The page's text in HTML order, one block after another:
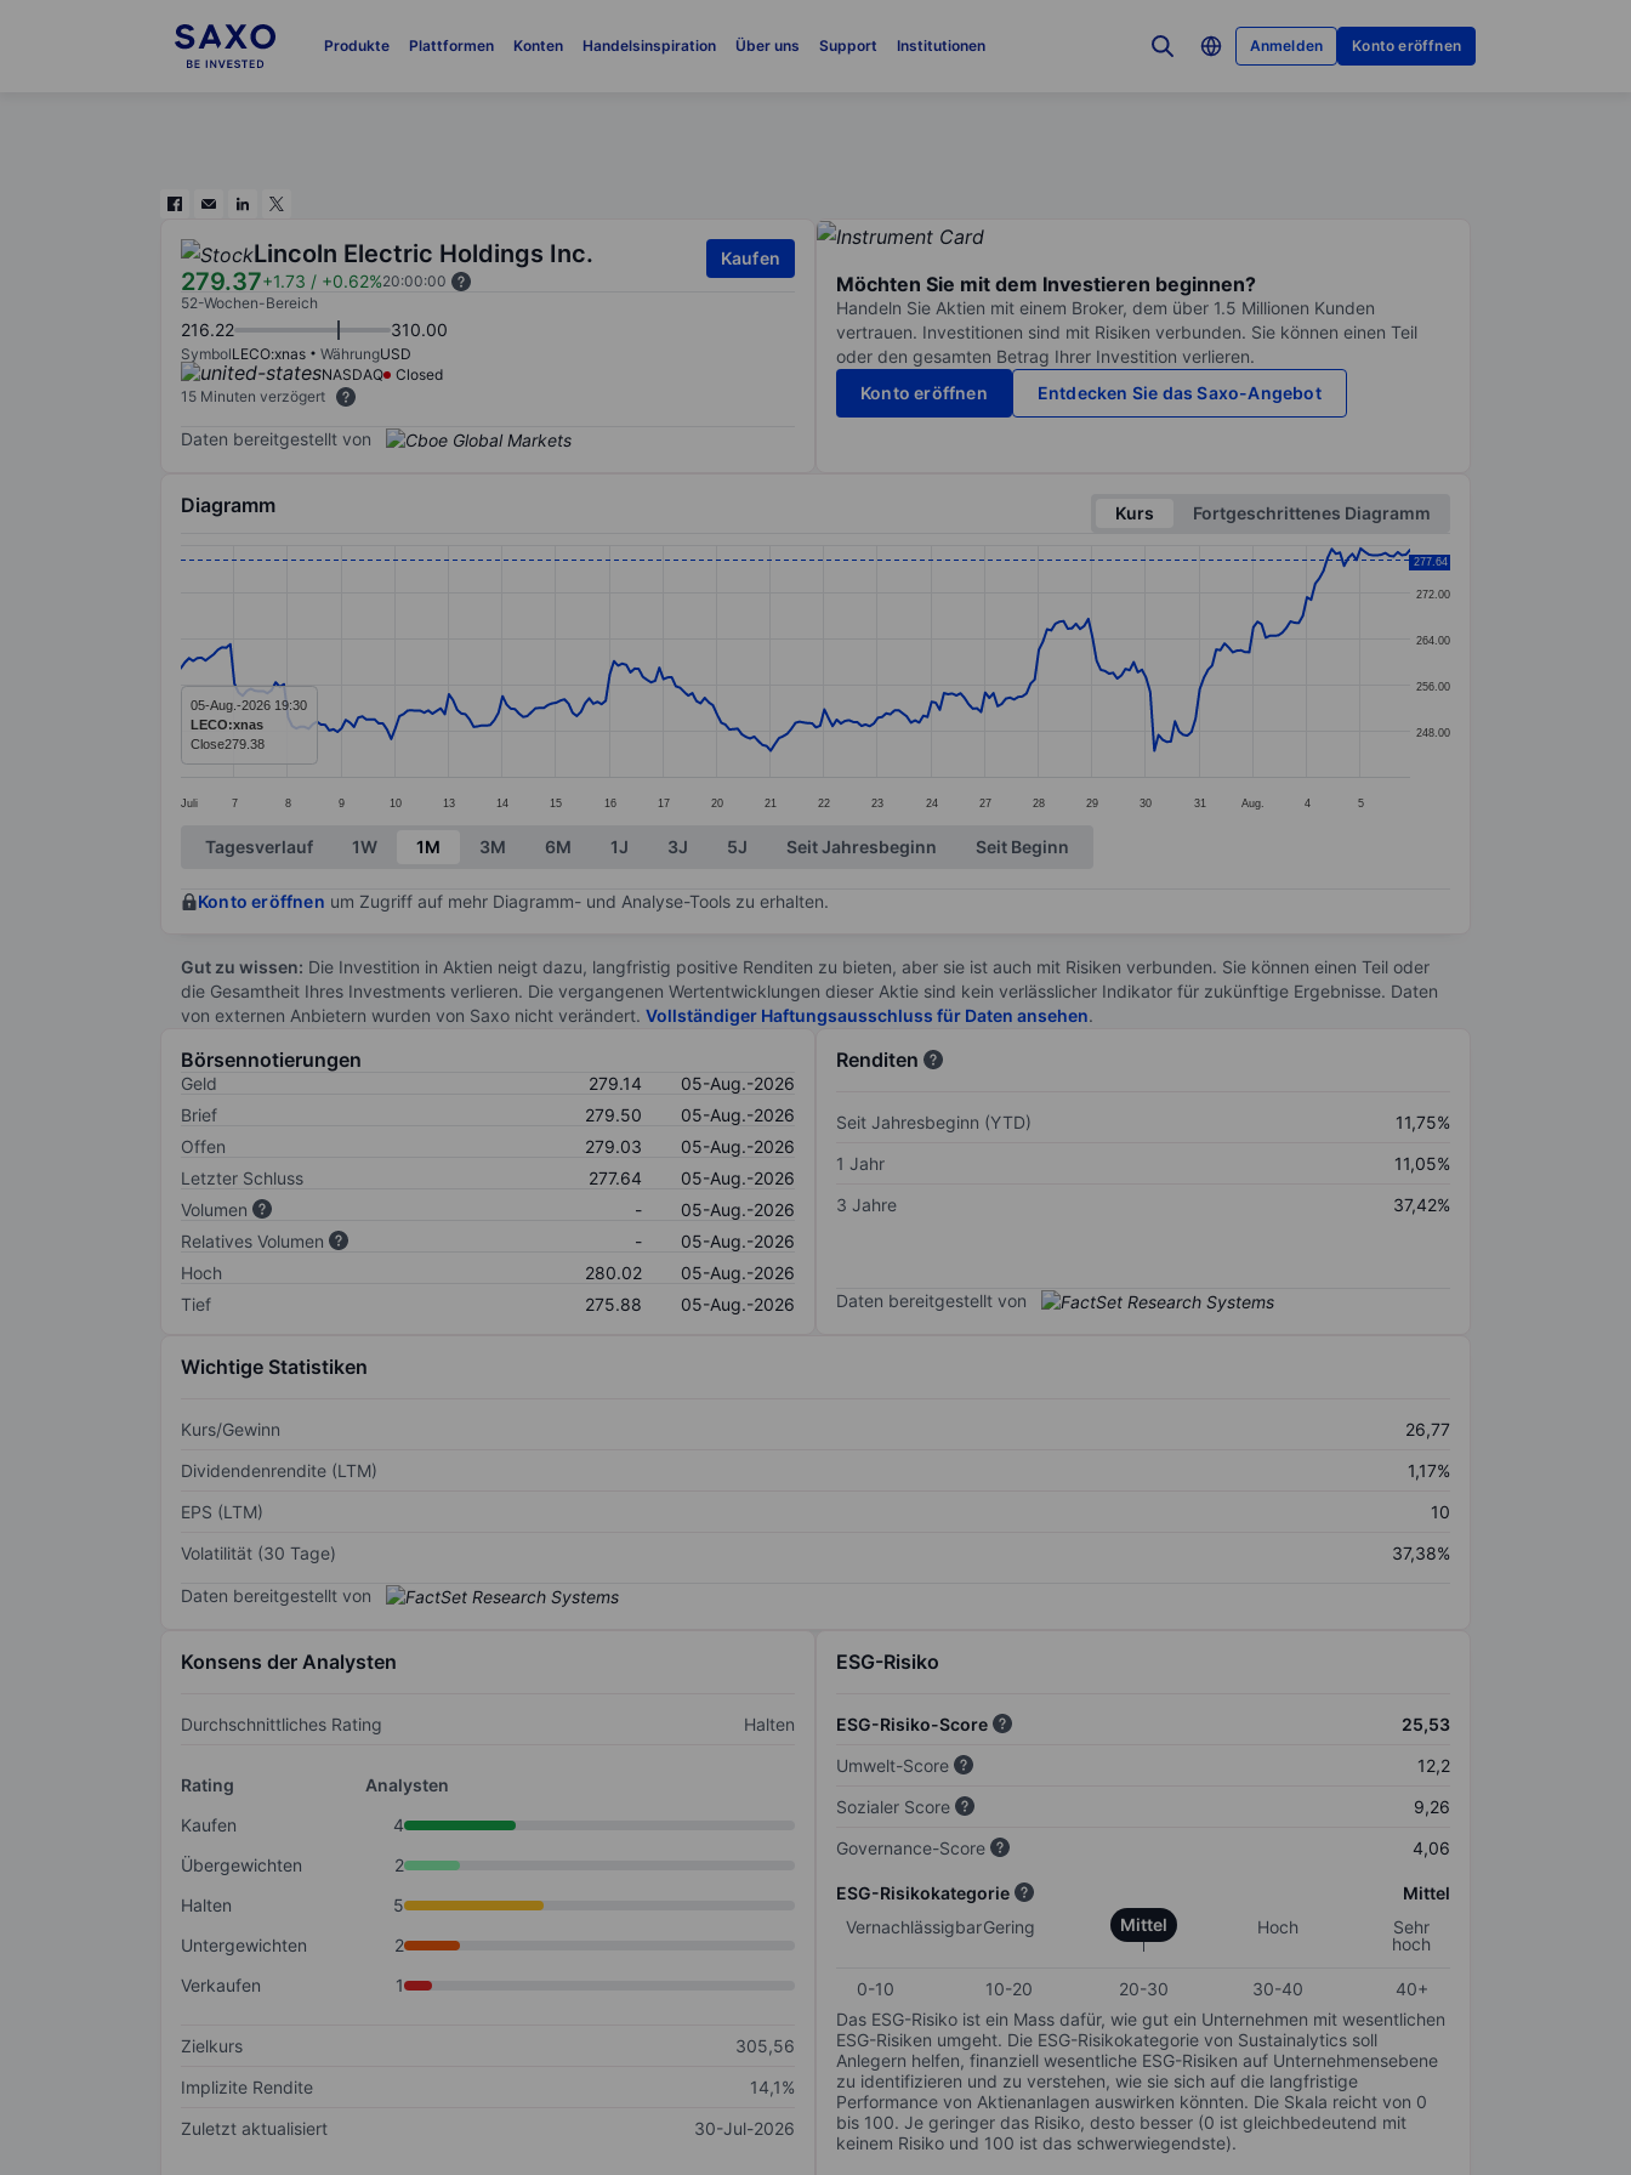
Produkte Plattformen Konten Handelsinspiration Über uns Support Institutionen Anmelden Konto eröffnen
Lincoln Electric Holdings Inc.
279.37+1.73 / +0.62%20:00:00
Kaufen
52-Wochen-Bereich
216.22 310.00
SymbolLECO:xnas WährungUSD
NASDAQ
Closed
15 Minuten verzögert
Daten bereitgestellt von
Möchten Sie mit dem Investieren beginnen?
Handeln Sie Aktien mit einem Broker, dem über 1.5 Millionen Kunden
vertrauen. Investitionen sind mit Risiken verbunden. Sie können einen Teil
oder den gesamten Betrag Ihrer Investition verlieren.
Konto eröffnen
Entdecken Sie das Saxo-Angebot
Diagramm Kurs
Fortgeschrittenes Diagramm
The chart has 1 X axis displaying categories.
The chart has 1 Y axis displaying values. Data ranges from 244.52 to 279.6.
Juli 7 8 9 10 13 14 15 16 17 20 21 22 23 24 27 28 29 30 31 Aug. 4 5
248.00
256.00
264.00
272.00
277.64
05-Aug.-2026 19:30
LECO:xnas
Close279.38
End of interactive chart.
Tagesverlauf 1W 1M 3M 6M 1J 3J 5J Seit Jahresbeginn Seit Beginn
Konto eröffnen um Zugriff auf mehr Diagramm- und Analyse-Tools zu erhalten.
Gut zu wissen: Die Investition in Aktien neigt dazu, langfristig positive Renditen zu bieten, aber sie ist auch mit Risiken verbunden. Sie können einen Teil oder
die Gesamtheit Ihres Investments verlieren. Die vergangenen Wertentwicklungen dieser Aktie sind kein verlässlicher Indikator für zukünftige Ergebnisse. Daten
von externen Anbietern wurden von Saxo nicht verändert. Vollständiger Haftungsausschluss für Daten ansehen.
Börsennotierungen
Geld 279.14
05-Aug.-2026
Brief
279.50
05-Aug.-2026
Offen
279.03
05-Aug.-2026
Letzter Schluss
277.64
05-Aug.-2026
Volumen
-
05-Aug.-2026
Relatives Volumen
-
05-Aug.-2026
Hoch
280.02
05-Aug.-2026
Tief
275.88 05-Aug.-2026
Renditen
Seit Jahresbeginn (YTD)
11,75%
1 Jahr
11,05%
3 Jahre
37,42%
Daten bereitgestellt von
Wichtige Statistiken
Kurs/Gewinn
26,77
Dividendenrendite (LTM)
1,17%
EPS (LTM)
10
Volatilität (30 Tage)
37,38%
Daten bereitgestellt von
Konsens der Analysten
Durchschnittliches Rating Halten
Rating
Analysten
Kaufen
4
Übergewichten
2
Halten
5
Untergewichten
2
Verkaufen
1
Zielkurs
305,56
Implizite Rendite
14,1%
Zuletzt aktualisiert
30-Jul-2026
ESG-Risiko
ESG-Risiko-Score
25,53
Umwelt-Score
12,2
Sozialer Score
9,26
Governance-Score
4,06
ESG-Risikokategorie
Mittel
VernachlässigbarGering Mittel Hoch
Sehr
hoch
0-10 10-20 20-30 30-40
40+
Das ESG-Risiko ist ein Mass dafür, wie gut ein Unternehmen mit wesentlichen
ESG-Risiken umgeht. Die ESG-Risikokategorie von Sustainalytics soll
Anlegern helfen, finanziell wesentliche ESG-Risiken auf Unternehmensebene
zu identifizieren und zu verstehen, wie sie sich auf die langfristige
Performance von Aktienanlagen auswirken könnten. Die Skala reicht von 0
bis 100. Je geringer das Risiko, desto besser (0 ist gleichbedeutend mit
keinem Risiko und 100 ist das schwerwiegendste).